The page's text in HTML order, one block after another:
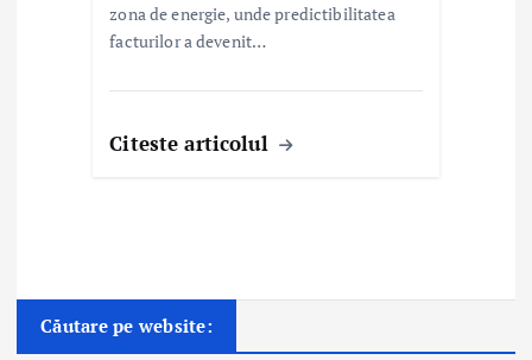
zona de energie, unde predictibilitatea
facturilor a devenit…
Citeste articolul
Căutare pe website: